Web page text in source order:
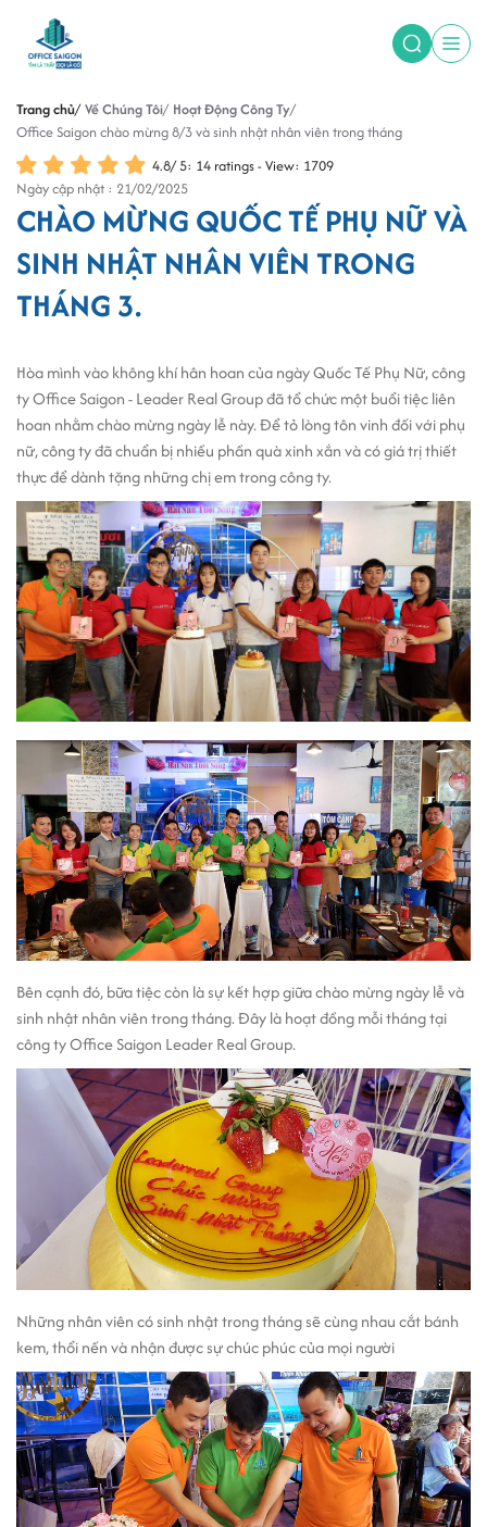
Trang chủ Về Chúng Tôi Hoạt Động Công Ty
Office Saigon chào mừng 8/3 và sinh nhật nhân viên trong tháng
4.8/5: 14 ratings - View: 1709
Ngày cập nhật : 21/02/2025
CHÀO MỪNG QUỐC TẾ PHỤ NỮ VÀ
SINH NHẬT NHÂN VIÊN TRONG
THÁNG 3.
Hòa mình vào không khí hân hoan của ngày Quốc Tế Phụ Nữ, công
ty Office Saigon - Leader Real Group đã tổ chức một buổi tiệc liên
hoan nhằm chào mừng ngày lễ này. Để tỏ lòng tôn vinh đối với phụ
nữ, công ty đã chuẩn bị nhiều phần quà xinh xắn và có giá trị thiết
thực để dành tặng những chị em trong công ty.
Bên cạnh đó, bữa tiệc còn là sự kết hợp giữa chào mừng ngày lễ và
sinh nhật nhân viên trong tháng. Đây là hoạt đồng mỗi tháng tại
công ty Office Saigon Leader Real Group.
Những nhân viên có sinh nhật trong tháng sẽ cùng nhau cắt bánh
kem, thổi nến và nhận được sự chúc phúc của mọi người